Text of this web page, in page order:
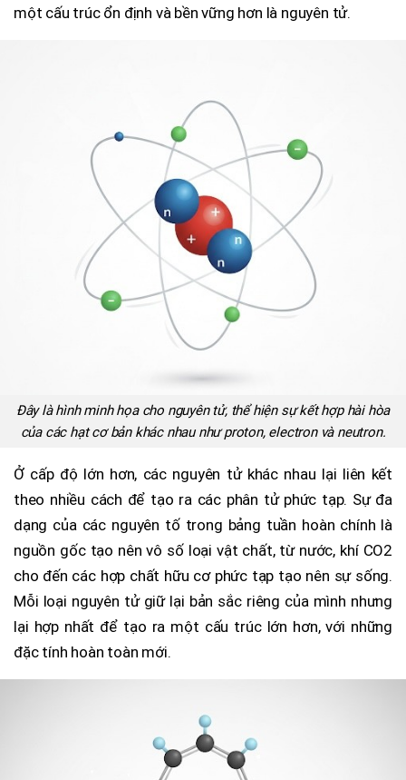
một cấu trúc ổn định và bền vững hơn là nguyên tử.
Đây là hình minh họa cho nguyên tử, thể hiện sự kết hợp hài hòa
của các hạt cơ bản khác nhau như proton, electron và neutron.
Ở cấp độ lớn hơn, các nguyên tử khác nhau lại liên kết
theo nhiều cách để tạo ra các phân tử phức tạp. Sự đa
dạng của các nguyên tố trong bảng tuần hoàn chính là
nguồn gốc tạo nên vô số loại vật chất, từ nước, khí CO2
cho đến các hợp chất hữu cơ phức tạp tạo nên sự sống.
Mỗi loại nguyên tử giữ lại bản sắc riêng của mình nhưng
lại hợp nhất để tạo ra một cấu trúc lớn hơn, với những
đặc tính hoàn toàn mới.